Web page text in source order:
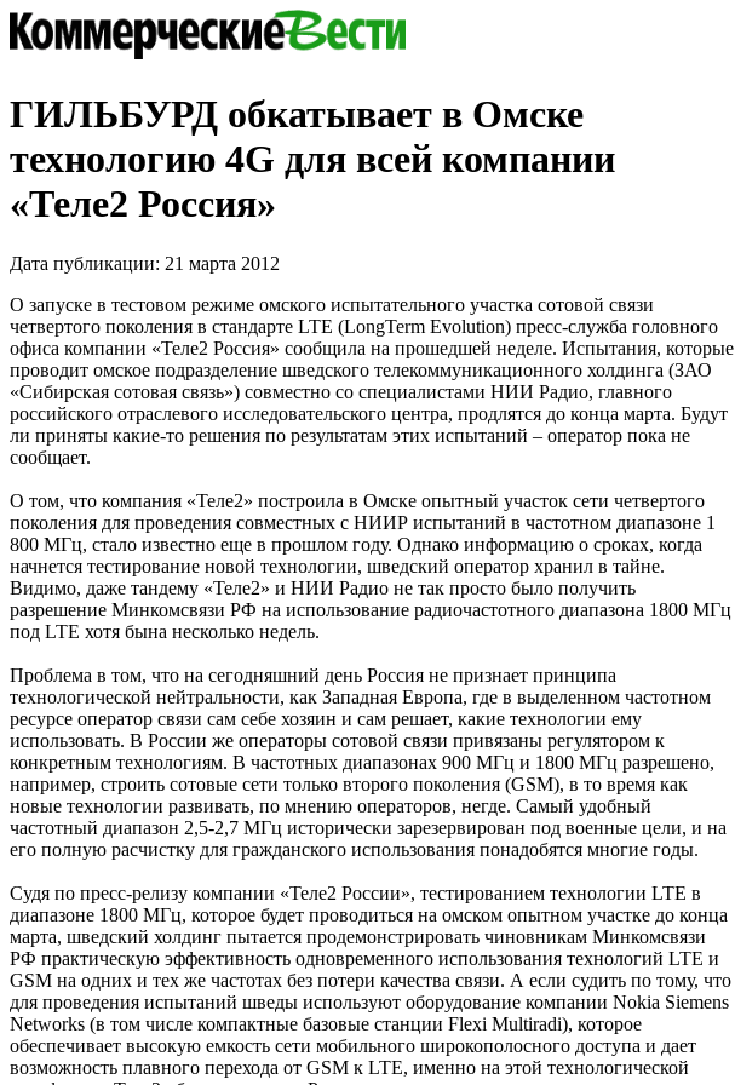
ГИЛЬБУРД обкатывает в Омске
технологию 4G для всей компании
«Теле2 Россия»
Дата публикации: 21 марта 2012
О запуске в тестовом режиме омского испытательного участка сотовой связи
четвертого поколения в стандарте LTE (LongTerm Evolution) пресс-служба головного
офиса компании «Теле2 Россия» сообщила на прошедшей неделе. Испытания, которые
проводит омское подразделение шведского телекоммуникационного холдинга (ЗАО
«Сибирская сотовая связь») совместно со специалистами НИИ Радио, главного
российского отраслевого исследовательского центра, продлятся до конца марта. Будут
ли приняты какие-то решения по результатам этих испытаний – оператор пока не
сообщает.
О том, что компания «Теле2» построила в Омске опытный участок сети четвертого
поколения для проведения совместных с НИИР испытаний в частотном диапазоне 1
800 МГц, стало известно еще в прошлом году. Однако информацию о сроках, когда
начнется тестирование новой технологии, шведский оператор хранил в тайне.
Видимо, даже тандему «Теле2» и НИИ Радио не так просто было получить
разрешение Минкомсвязи РФ на использование радиочастотного диапазона 1800 МГц
под LTE хотя бына несколько недель.
Проблема в том, что на сегодняшний день Россия не признает принципа
технологической нейтральности, как Западная Европа, где в выделенном частотном
ресурсе оператор связи сам себе хозяин и сам решает, какие технологии ему
использовать. В России же операторы сотовой связи привязаны регулятором к
конкретным технологиям. В частотных диапазонах 900 МГц и 1800 МГц разрешено,
например, строить сотовые сети только второго поколения (GSM), в то время как
новые технологии развивать, по мнению операторов, негде. Самый удобный
частотный диапазон 2,5-2,7 МГц исторически зарезервирован под военные цели, и на
его полную расчистку для гражданского использования понадобятся многие годы.
Судя по пресс-релизу компании «Теле2 России», тестированием технологии LTE в
диапазоне 1800 МГц, которое будет проводиться на омском опытном участке до конца
марта, шведский холдинг пытается продемонстрировать чиновникам Минкомсвязи
РФ практическую эффективность одновременного использования технологий LTE и
GSM на одних и тех же частотах без потери качества связи. А если судить по тому, что
для проведения испытаний шведы используют оборудование компании Nokia Siemens
Networks (в том числе компактные базовые станции Flexi Multiradi), которое
обеспечивает высокую емкость сети мобильного широкополосного доступа и дает
возможность плавного перехода от GSM к LTE, именно на этой технологической